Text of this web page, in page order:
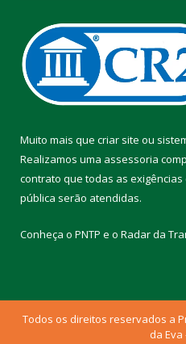
Muito mais que criar site ou
Realizamos uma assessoria
contrato que todas as exigências
pública serão atendidas.
Conheça o PNTP e o Radar da
Todos os direitos reservados a
da Eva